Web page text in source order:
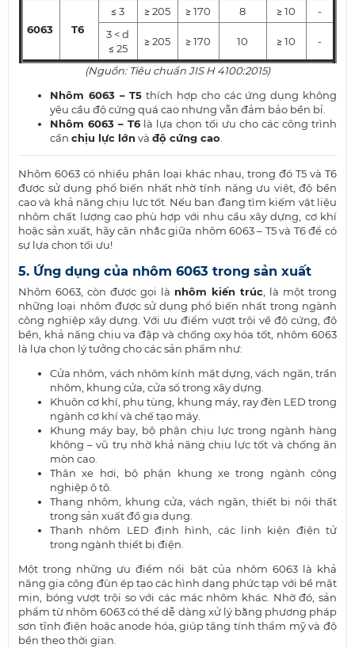
6063 T6
≤ 3 ≥ 205 ≥ 170 8 ≥ 10
-
3 < d
≤ 25
≥ 205 ≥ 170 10 ≥ 10 -
(Nguồn: Tiêu chuẩn JIS H 4100:2015)
Nhôm 6063 – T5 thích hợp cho các ứng dụng không
yêu cầu độ cứng quá cao nhưng vẫn đảm bảo bền bỉ.
Nhôm 6063 – T6 là lựa chọn tối ưu cho các công trình
cầnchịu lực lớn vàđộ cứng cao
Nhôm 6063 có nhiều phân loại khác nhau, trong đó T5 và T6
được sử dụng phổ biến nhất nhờ tính năng ưu việt, độ bền
cao và khả năng chịu lực tốt. Nếu bạn đang tìm kiếm vật liệu
nhôm chất lượng cao phù hợp với nhu cầu xây dựng, cơ khí
hoặc sản xuất, hãy cân nhắc giữa nhôm 6063 – T5 và T6 để có
sự lựa chọn tối ưu!
5. Ứng dụng của nhôm 6063 trong sản xuất
Nhôm 6063, còn được gọi là nhôm kiến trúc, là một trong
những loại nhôm được sử dụng phổ biến nhất trong ngành
công nghiệp xây dựng. Với ưu điểm vượt trội về độ cứng, độ
bền, khả năng chịu va đập và chống oxy hóa tốt, nhôm 6063
là lựa chọn lý tưởng cho các sản phẩm như:
Cửa nhôm, vách nhôm kính mặt dựng, vách ngăn, trần
nhôm, khung cửa, cửa sổ trong xây dựng.
Khuôn cơ khí, phụ tùng, khung máy, ray đèn LED trong
ngành cơ khí và chế tạo máy.
Khung máy bay, bộ phận chịu lực trong ngành hàng
không – vũ trụ nhờ khả năng chịu lực tốt và chống ăn
mòn cao.
Thân xe hơi, bộ phận khung xe trong ngành công
nghiệp ô tô.
Thang nhôm, khung cửa, vách ngăn, thiết bị nội thất
trong sản xuất đồ gia dụng.
Thanh nhôm LED định hình, các linh kiện điện tử
trong ngành thiết bị điện.
Một trong những ưu điểm nổi bật của nhôm 6063 là khả
năng gia công đùn ép tạo các hình dạng phức tạp với bề mặt
mịn, bóng vượt trội so với các mác nhôm khác. Nhờ đó, sản
phẩm từ nhôm 6063 có thể dễ dàng xử lý bằng phương pháp
sơn tĩnh điện hoặc anode hóa, giúp tăng tính thẩm mỹ và độ
bền theo thời gian.